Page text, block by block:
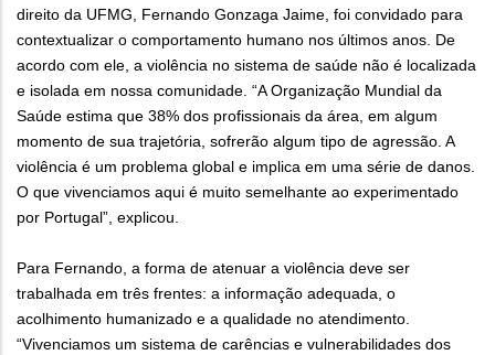
direito da UFMG, Fernando Gonzaga Jaime, foi convidado para
contextualizar o comportamento humano nos últimos anos. De
acordo com ele, a violência no sistema de saúde não é localizada
e isolada em nossa comunidade. “A Organização Mundial da
Saúde estima que 38% dos profissionais da área, em algum
momento de sua trajetória, sofrerão algum tipo de agressão. A
violência é um problema global e implica em uma série de danos.
O que vivenciamos aqui é muito semelhante ao experimentado
por Portugal”, explicou.
Para Fernando, a forma de atenuar a violência deve ser
trabalhada em três frentes: a informação adequada, o
acolhimento humanizado e a qualidade no atendimento.
“Vivenciamos um sistema de carências e vulnerabilidades dos